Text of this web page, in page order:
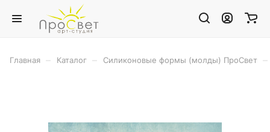
Главная Каталог Силиконовые формы (молды) ПроСвет